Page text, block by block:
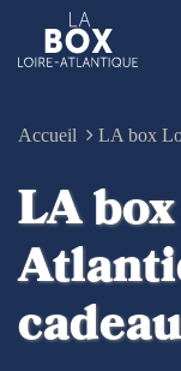
Accueil LA box
LA